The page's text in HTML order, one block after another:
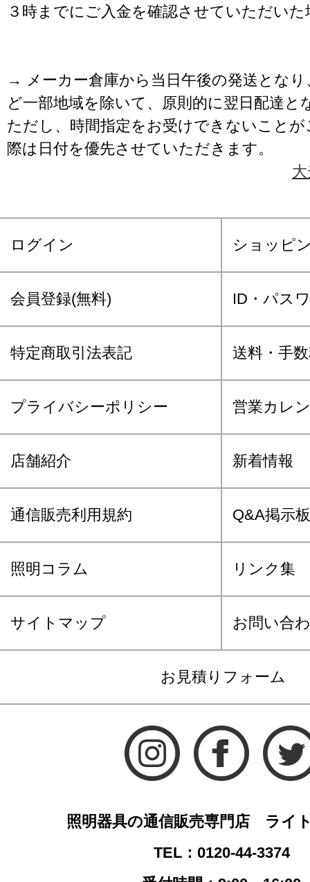
３時までにご入金を確認させていただいた
→ メーカー倉庫から当日午後の発送となり
ど一部地域を除いて、原則的に翌日配達と
ただし、時間指定をお受けできないこと
際は日付を優先させていただきます。
ログイン ショッピ
会員登録(無料) ID・パス
特定商取引法表記 送料・手
プライバシーポリシー 営業カレ
店舗紹介 新着情報
通信販売利用規約 Q&A掲示板
照明コラム リンク集
サイトマップ お問い合
お見積りフォーム
照明器具の通信販売専門店 ライ
TEL：0120-44-3374